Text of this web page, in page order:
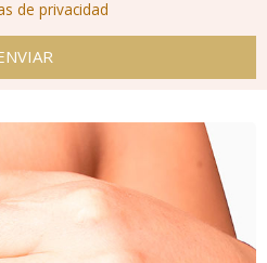
de privacidad